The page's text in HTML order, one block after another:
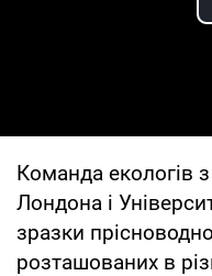
Команда екологів
Лондона і
зразки
розташованих в